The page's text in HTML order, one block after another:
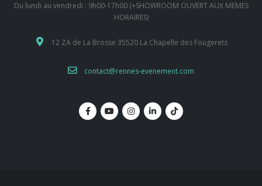
Du lundi au vendredi : 9h00-17h00 (+SHOWROOM OUVERT AUX MEMES
HORAIRES)
12 ZA de La Brosse 35520 La Chapelle des Fougeretz
contact@rennes-evenement.com